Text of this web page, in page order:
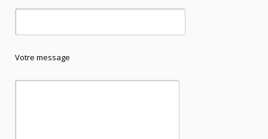
Votre message